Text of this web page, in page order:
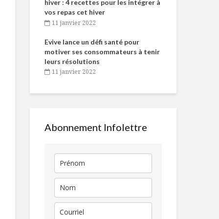
hiver : 4 recettes pour les intégrer à
vos repas cet hiver
11 janvier 2022
Evive lance un défi santé pour
motiver ses consommateurs à tenir
leurs résolutions
11 janvier 2022
Abonnement Infolettre
Poitrine de poulet, salade de mini
Étage de gâteau – 3 façons
Cannelés à la saucisse